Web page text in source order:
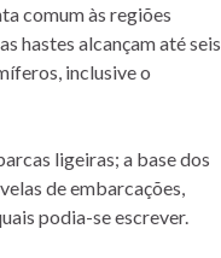
comum às regiões
hastes alcançam até seis
inclusive o
ligeiras; a base dos
de embarcações,
podia-se escrever.